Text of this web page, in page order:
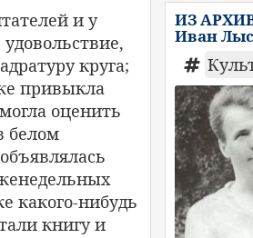
и у
круга;
привыкла
оценить
белом
какого-нибудь
книгу и
ИЗ
Иван